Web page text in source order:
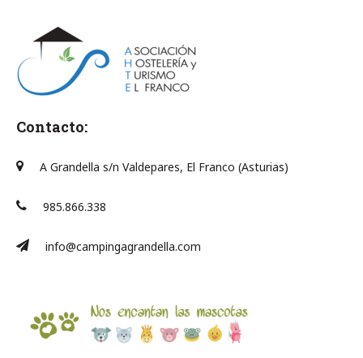
Contacto:
A Grandella s/n Valdepares, El Franco (Asturias)
985.866.338
info@campingagrandella.com